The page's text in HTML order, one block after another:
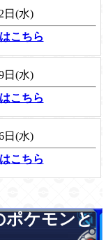
日(水)
こちら
日(水)
こちら
日(水)
こちら
ポケモンと